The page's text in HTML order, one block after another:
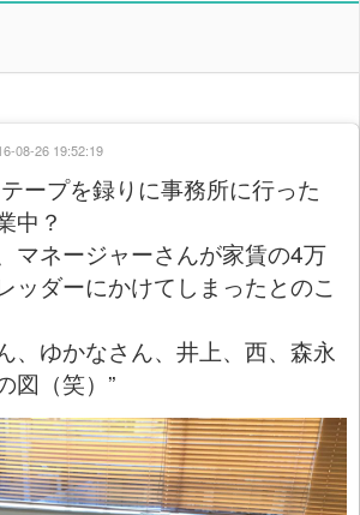
ープを録りに事務所に行った
中？
マネージャーさんが家賃の4万
ッダーにかけてしまったとのこ
、ゆかなさん、井上、西、森永
図（笑）”
08-26 19:52:19